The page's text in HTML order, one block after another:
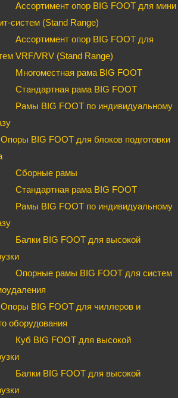
Ассортимент опор BIG FOOT для мини
систем (Stand Range)
Ассортимент опор BIG FOOT для
VRF/VRV (Stand Range)
Многоместная рама BIG FOOT
Стандартная рама BIG FOOT
Рамы BIG FOOT по индивидуальному
Опоры BIG FOOT для блоков подготовки
Сборные рамы
Стандартная рама BIG FOOT
Рамы BIG FOOT по индивидуальному
Балки BIG FOOT для высокой
Опорные рамы BIG FOOT для систем
Опоры BIG FOOT для чиллеров и
оборудования
Куб BIG FOOT для высокой
Балки BIG FOOT для высокой